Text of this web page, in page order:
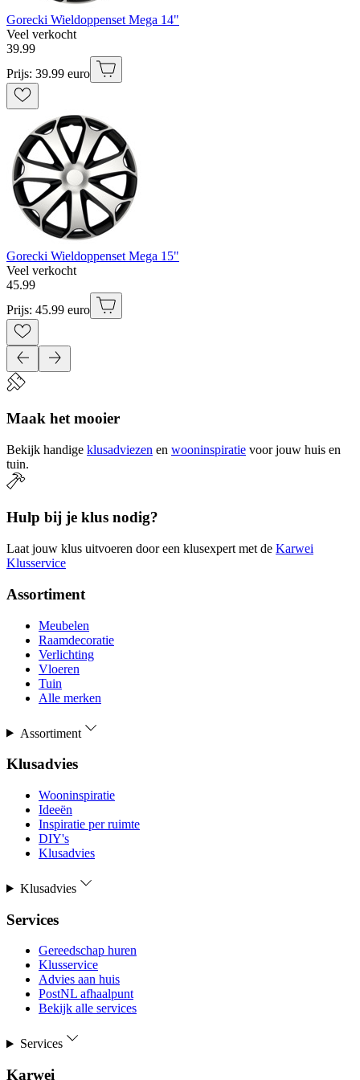
Gorecki Wieldoppenset Mega 14"
Veel verkocht
39.99
Prijs: 39.99 euro
Gorecki Wieldoppenset Mega 15"
Veel verkocht
45.99
Prijs: 45.99 euro
Maak het mooier
Bekijk handige klusadviezen en wooninspiratie voor jouw huis en
tuin.
Hulp bij je klus nodig?
Laat jouw klus uitvoeren door een klusexpert met de Karwei
Klusservice
Assortiment
Meubelen
Raamdecoratie
Verlichting
Vloeren
Tuin
Alle merken
Assortiment
Klusadvies
Wooninspiratie
Ideeën
Inspiratie per ruimte
DIY's
Klusadvies
Klusadvies
Services
Gereedschap huren
Klusservice
Advies aan huis
PostNL afhaalpunt
Bekijk alle services
Services
Karwei